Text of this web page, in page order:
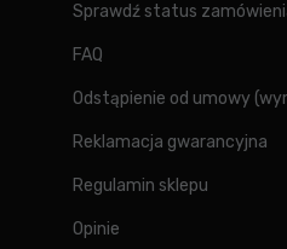
Sprawdź status
FAQ
Odstąpienie od umowy
Reklamacja gwarancyjna
Regulamin sklepu
Opinie